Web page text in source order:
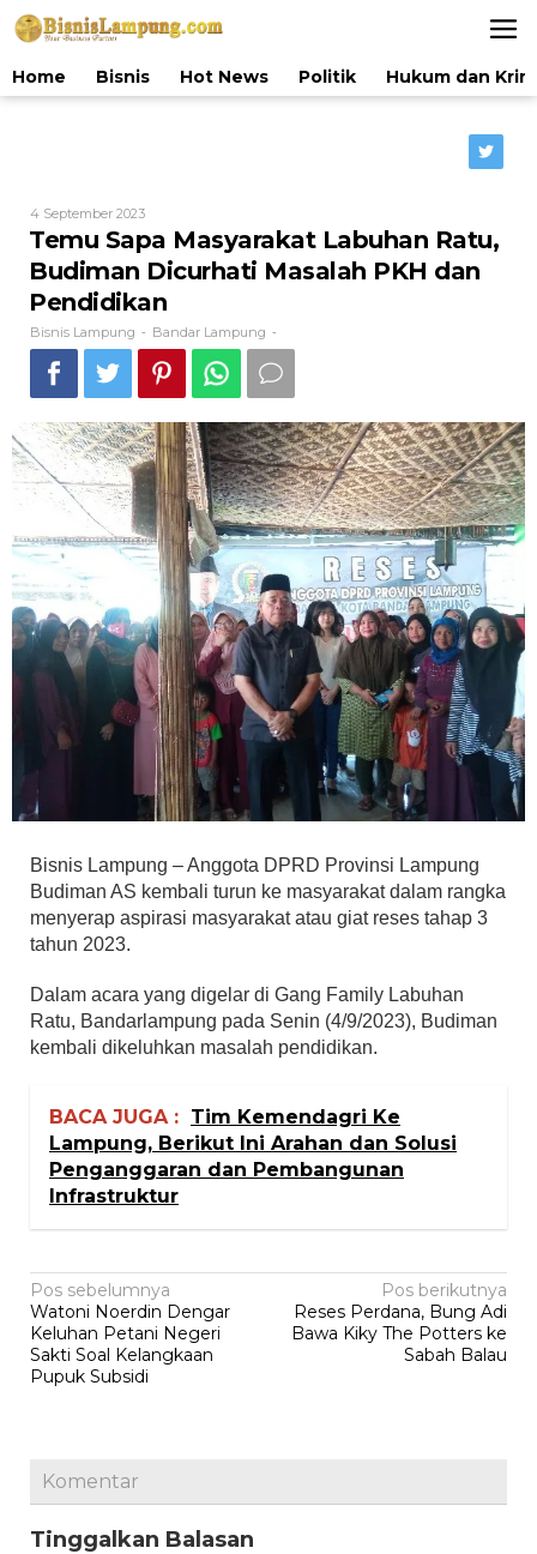
Lewati
ke
Home
Bisnis Hot News Politik Hukum dan
4 September 2023Oleh
Bisnis
Lampung
Temu Sapa Masyarakat Labuhan Ratu,
Budiman Dicurhati Masalah PKH dan
Pendidikan
Bisnis Lampung - Bandar Lampung -
Bisnis Lampung – Anggota DPRD Provinsi Lampung
Budiman AS kembali turun ke masyarakat dalam rangka
menyerap aspirasi masyarakat atau giat reses tahap 3
tahun 2023.
Dalam acara yang digelar di Gang Family Labuhan
Ratu, Bandarlampung pada Senin (4/9/2023), Budiman
kembali dikeluhkan masalah pendidikan.
BACA JUGA : Tim Kemendagri Ke
Lampung, Berikut Ini Arahan dan Solusi
Penganggaran dan Pembangunan
Infrastruktur
Navigasi
pos
Pos sebelumnya
Watoni Noerdin Dengar
Keluhan Petani Negeri
Sakti Soal Kelangkaan
Pupuk Subsidi
Pos berikutnya
Reses Perdana, Bung Adi
Bawa Kiky The Potters ke
Sabah Balau
Komentar
Tinggalkan Balasan